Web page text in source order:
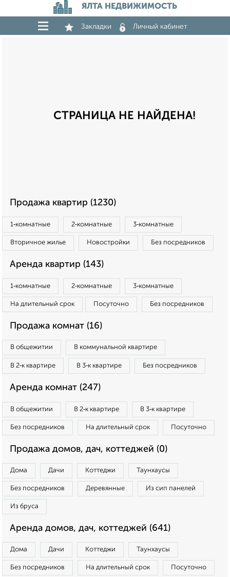
ЯЛТА НЕДВИЖИМОСТЬ
Закладки Личный кабинет
СТРАНИЦА НЕ НАЙДЕНА!
Продажа квартир (1230)
1‑комнатные 2‑комнатные 3‑комнатные
Вторичное жилье Новостройки Без посредников
Аренда квартир (143)
1‑комнатные 2‑комнатные 3‑комнатные
На длительный срок Посуточно Без посредников
Продажа комнат (16)
В общежитии В коммунальной квартире
В 2‑к квартире В 3‑к квартире Без посредников
Аренда комнат (247)
В общежитии В 2‑к квартире В 3‑к квартире
Без посредников На длительный срок Посуточно
Продажа домов, дач, коттеджей (0)
Дома Дачи Коттеджи Таунхаусы
Без посредников Деревянные Из сип панелей
Из бруса
Аренда домов, дач, коттеджей (641)
Дома Дачи Коттеджи Таунхаусы
Без посредников На длительный срок Посуточно